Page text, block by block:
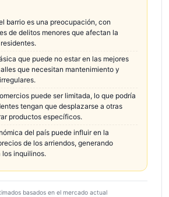
barrio es una preocupación, con
de delitos menores que afectan la
que puede no estar en las mejores
que necesitan mantenimiento y
puede ser limitada, lo que podría
tengan que desplazarse a otras
productos específicos.
del país puede influir en la
de los arriendos, generando
inquilinos.
basados en el mercado actual